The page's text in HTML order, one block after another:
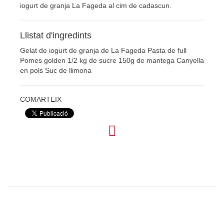
iogurt de granja La Fageda al cim de cadascun.
Llistat d'ingredints
Gelat de iogurt de granja de La Fageda Pasta de full
Pomes golden 1/2 kg de sucre 150g de mantega Canyella
en pols Suc de llimona
COMARTEIX